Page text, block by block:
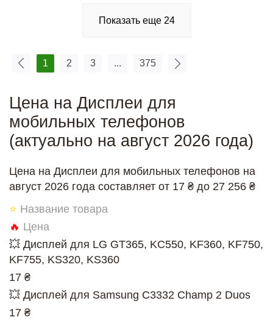
Показать еще 24
1 2 3 ... 375
Цена на Дисплеи для
мобильных телефонов
(актуально на август 2026 года)
Цена на Дисплеи для мобильных телефонов на
август 2026 года составляет от 17 ₴ до 27 256 ₴
⭐ Название товара
🔥 Цена
💥 Дисплей для LG GT365, KC550, KF360, KF750,
KF755, KS320, KS360
17 ₴
💥 Дисплей для Samsung C3332 Champ 2 Duos
17 ₴